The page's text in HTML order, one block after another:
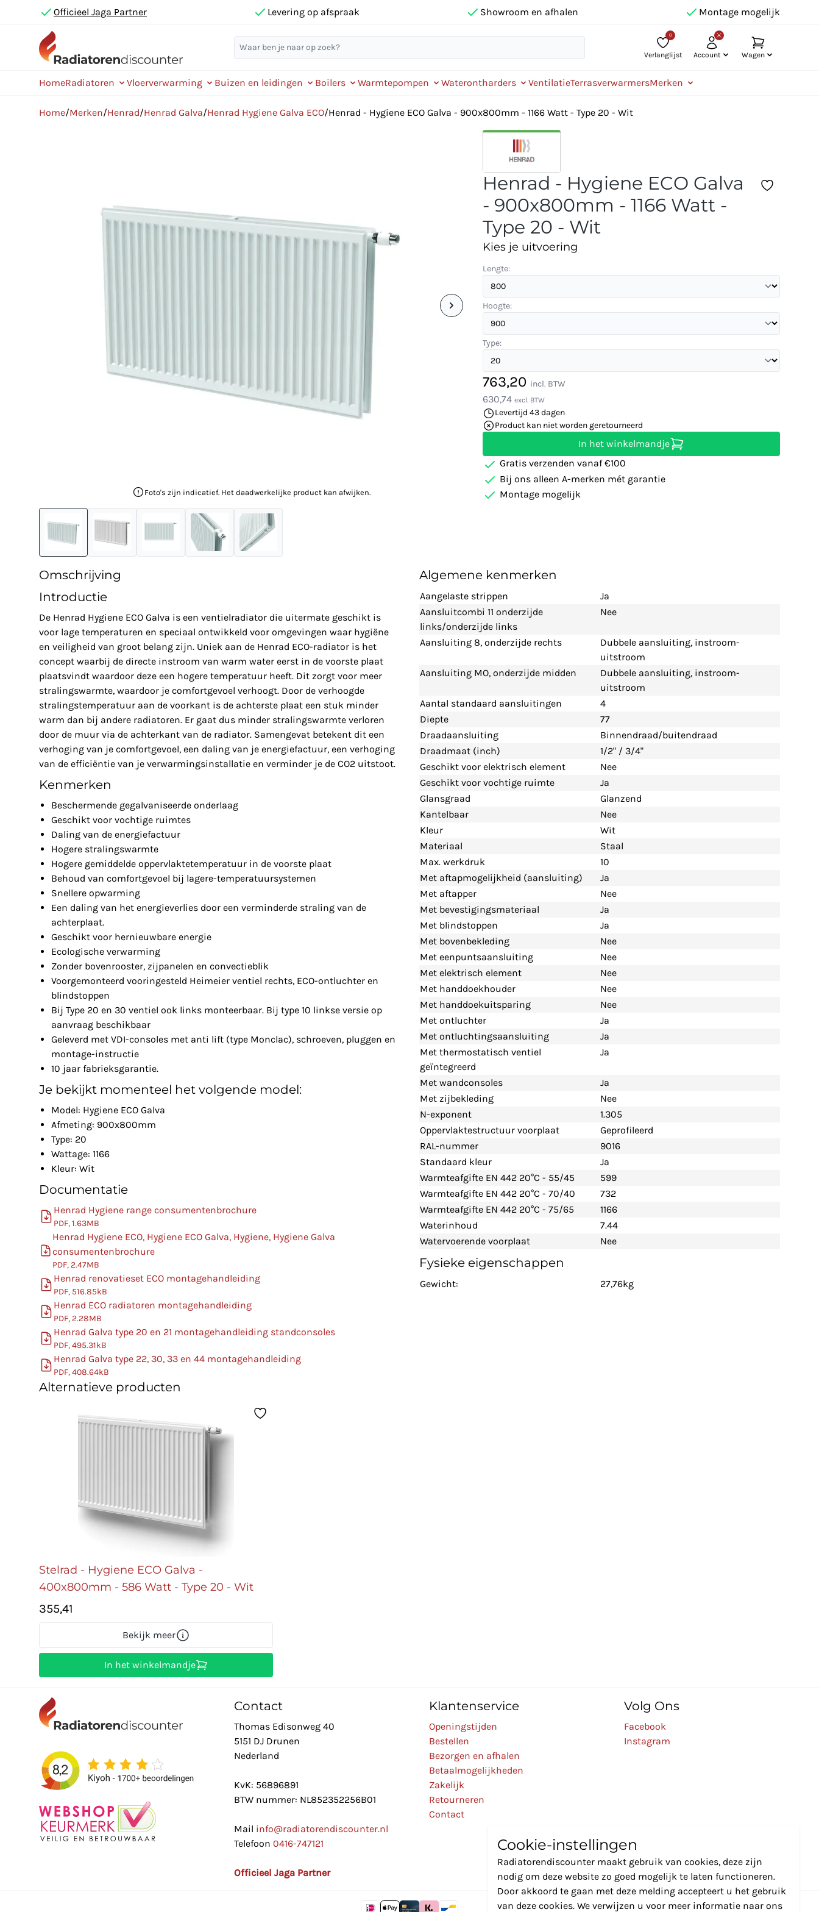
Officieel Jaga Partner Levering op afspraak Showroom en afhalen Montage mogelijk
0
Verlanglijst Account Wagen
HomeRadiatoren Vloerverwarming Buizen en leidingen Boilers Warmtepompen Waterontharders VentilatieTerrasverwarmersMerken
Home/Merken/Henrad/Henrad Galva/Henrad Hygiene Galva ECO/Henrad - Hygiene ECO Galva - 900x800mm - 1166 Watt - Type 20 - Wit
Foto's zijn indicatief. Het daadwerkelijke product kan afwijken.
Henrad - Hygiene ECO Galva
- 900x800mm - 1166 Watt -
Type 20 - Wit
Kies je uitvoering
Lengte:
Hoogte:
Type:
763,20 incl. BTW
630,74 excl. BTW
Levertijd 43 dagen
Product kan niet worden geretourneerd
In het winkelmandje
Gratis verzenden vanaf €100
Bij ons alleen A-merken mét garantie
Montage mogelijk
Omschrijving
Introductie
De Henrad Hygiene ECO Galva is een ventielradiator die uitermate geschikt is
voor lage temperaturen en speciaal ontwikkeld voor omgevingen waar hygiëne
en veiligheid van groot belang zijn. Uniek aan de Henrad ECO-radiator is het
concept waarbij de directe instroom van warm water eerst in de voorste plaat
plaatsvindt waardoor deze een hogere temperatuur heeft. Dit zorgt voor meer
stralingswarmte, waardoor je comfortgevoel verhoogt. Door de verhoogde
stralingstemperatuur aan de voorkant is de achterste plaat een stuk minder
warm dan bij andere radiatoren. Er gaat dus minder stralingswarmte verloren
door de muur via de achterkant van de radiator. Samengevat betekent dit een
verhoging van je comfortgevoel, een daling van je energiefactuur, een verhoging
van de efficiëntie van je verwarmingsinstallatie en verminder je de CO2 uitstoot.
Kenmerken
Beschermende gegalvaniseerde onderlaag
Geschikt voor vochtige ruimtes
Daling van de energiefactuur
Hogere stralingswarmte
Hogere gemiddelde oppervlaktetemperatuur in de voorste plaat
Behoud van comfortgevoel bij lagere-temperatuursystemen
Snellere opwarming
Een daling van het energieverlies door een verminderde straling van de
achterplaat.
Geschikt voor hernieuwbare energie
Ecologische verwarming
Zonder bovenrooster, zijpanelen en convectieblik
Voorgemonteerd vooringesteld Heimeier ventiel rechts, ECO-ontluchter en
blindstoppen
Bij Type 20 en 30 ventiel ook links monteerbaar. Bij type 10 linkse versie op
aanvraag beschikbaar
Geleverd met VDI-consoles met anti lift (type Monclac), schroeven, pluggen en
montage-instructie
10 jaar fabrieksgarantie.
Je bekijkt momenteel het volgende model:
Model: Hygiene ECO Galva
Afmeting: 900x800mm
Type: 20
Wattage: 1166
Kleur: Wit
Documentatie
Henrad Hygiene range consumentenbrochure
PDF, 1.63MB
Henrad Hygiene ECO, Hygiene ECO Galva, Hygiene, Hygiene Galva
consumentenbrochure
PDF, 2.47MB
Henrad renovatieset ECO montagehandleiding
PDF, 516.85kB
Henrad ECO radiatoren montagehandleiding
PDF, 2.28MB
Henrad Galva type 20 en 21 montagehandleiding standconsoles
PDF, 495.31kB
Henrad Galva type 22, 30, 33 en 44 montagehandleiding
PDF, 408.64kB
Algemene kenmerken
Aangelaste strippen
Ja
Aansluitcombi 11 onderzijde
links/onderzijde links
Nee
Aansluiting 8, onderzijde rechts
Dubbele aansluiting, instroom-
uitstroom
Aansluiting MO, onderzijde midden
Dubbele aansluiting, instroom-
uitstroom
Aantal standaard aansluitingen
4
Diepte
77
Draadaansluiting
Binnendraad/buitendraad
Draadmaat (inch)
1/2" / 3/4"
Geschikt voor elektrisch element
Nee
Geschikt voor vochtige ruimte
Ja
Glansgraad
Glanzend
Kantelbaar
Nee
Kleur
Wit
Materiaal
Staal
Max. werkdruk
10
Met aftapmogelijkheid (aansluiting)
Ja
Met aftapper
Nee
Met bevestigingsmateriaal
Ja
Met blindstoppen
Ja
Met bovenbekleding
Nee
Met eenpuntsaansluiting
Nee
Met elektrisch element
Nee
Met handdoekhouder
Nee
Met handdoekuitsparing
Nee
Met ontluchter
Ja
Met ontluchtingsaansluiting
Ja
Met thermostatisch ventiel
geïntegreerd
Ja
Met wandconsoles
Ja
Met zijbekleding
Nee
N-exponent
1.305
Oppervlaktestructuur voorplaat
Geprofileerd
RAL-nummer
9016
Standaard kleur
Ja
Warmteafgifte EN 442 20°C - 55/45
599
Warmteafgifte EN 442 20°C - 70/40
732
Warmteafgifte EN 442 20°C - 75/65
1166
Waterinhoud
7.44
Watervoerende voorplaat
Nee
Fysieke eigenschappen
Gewicht: 27,76kg
Alternatieve producten
Stelrad - Hygiene ECO Galva -
400x800mm - 586 Watt - Type 20 - Wit
355,41
Bekijk meer
In het winkelmandje
Contact
Thomas Edisonweg 40
5151 DJ Drunen
Nederland
KvK: 56896891
BTW nummer: NL852352256B01
Mail info@radiatorendiscounter.nl
Telefoon 0416-747121
Officieel Jaga Partner
Klantenservice
Openingstijden
Bestellen
Bezorgen en afhalen
Betaalmogelijkheden
Zakelijk
Retourneren
Contact
Volg Ons
Facebook
Instagram
Cookie-instellingen
Radiatorendiscounter maakt gebruik van cookies, deze zijn
nodig om deze website zo goed mogelijk te laten functioneren.
Door akkoord te gaan met deze melding accepteert u het gebruik
van deze cookies. We verwijzen u voor meer informatie naar ons